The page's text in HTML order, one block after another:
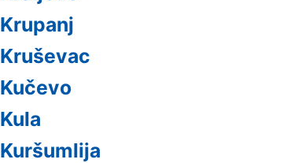
Krupanj
Kruševac
Kučevo
Kula
Kuršumlija